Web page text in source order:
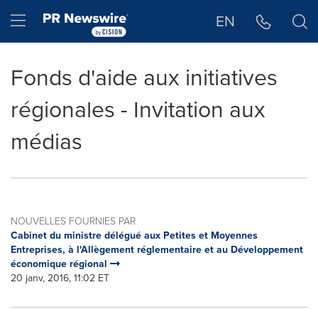
Hamburger menu EN
Fonds d'aide aux initiatives
régionales - Invitation aux
médias
NOUVELLES FOURNIES PAR
Cabinet du ministre délégué aux Petites et Moyennes
Entreprises, à l'Allègement réglementaire et au Développement
économique régional
20 janv, 2016, 11:02 ET